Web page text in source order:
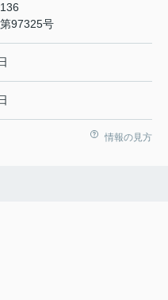
97325号
情報の見方